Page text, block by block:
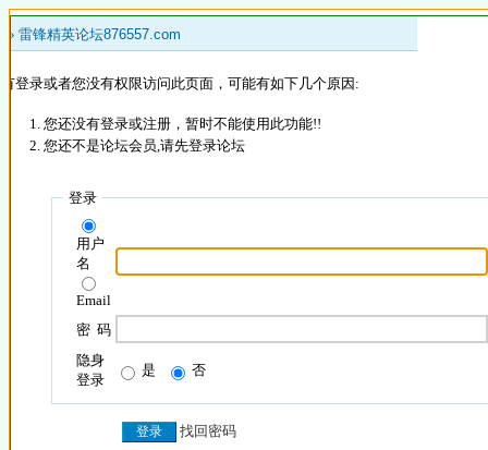
» 雷锋精英论坛876557.com
登录或者您没有权限访问此页面，可能有如下几个原因:
您还没有登录或注册，暂时不能使用此功能!!
您还不是论坛会员,请先登录论坛
登录
用户
名
Email
密 码
隐身
登录
是 否
找回密码